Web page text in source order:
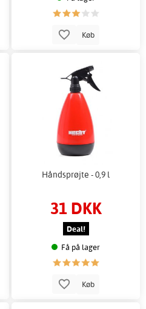
Køb
Håndsprøjte - 0,9 l
31 DKK
Deal!
Få på lager
Køb